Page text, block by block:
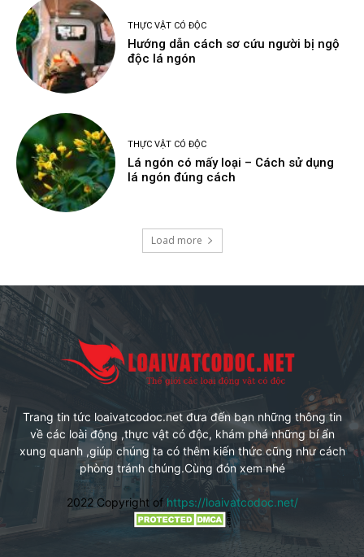
THỰC VẬT CÓ ĐỘC
Hướng dẫn cách sơ cứu người bị ngộ
độc lá ngón
THỰC VẬT CÓ ĐỘC
Lá ngón có mấy loại – Cách sử dụng
lá ngón đúng cách
Load more
Trang tin tức loaivatcodoc.net đưa đến bạn những thông tin
về các loài động ,thực vật có độc, khám phá những bí ẩn
xung quanh ,giúp chúng ta có thêm kiến thức cũng như cách
phòng tránh chúng.Cùng đón xem nhé
2022 Copyright of https://loaivatcodoc.net/